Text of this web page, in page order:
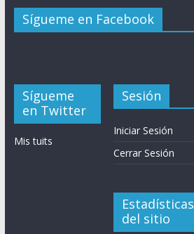
Sígueme en Facebook
Sígueme
en Twitter
Mis tuits
Sesión
Iniciar Sesión
Cerrar Sesión
Estadísticas
del sitio